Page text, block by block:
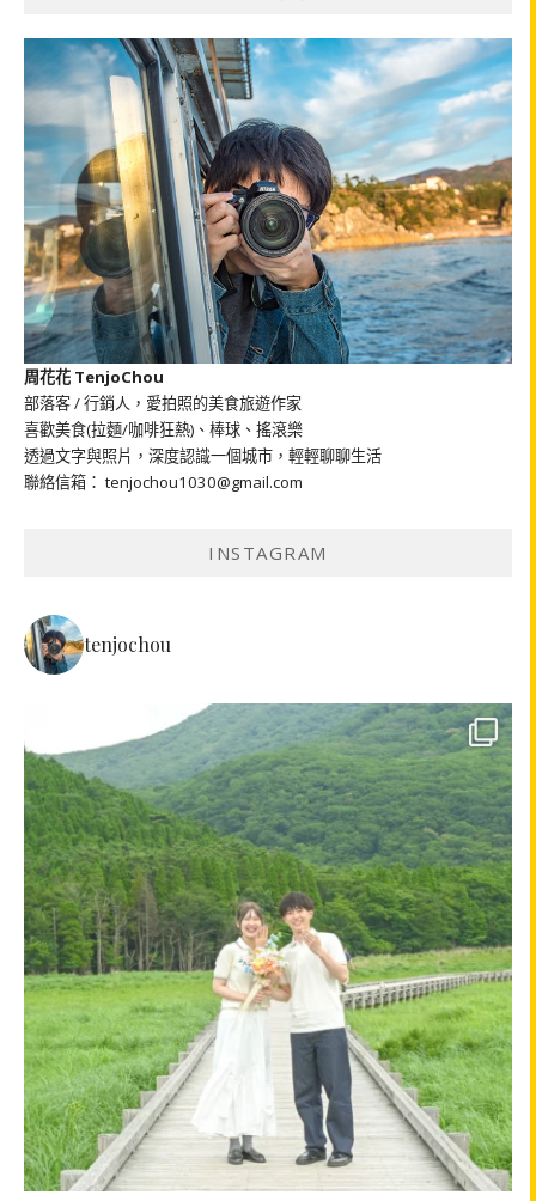
周花花 TenjoChou
部落客 / 行銷人，愛拍照的美食旅遊作家
喜歡美食(拉麵/咖啡狂熱)、棒球、搖滾樂
透過文字與照片，深度認識一個城市，輕輕聊聊生活
聯絡信箱： tenjochou1030@gmail.com
INSTAGRAM
tenjochou